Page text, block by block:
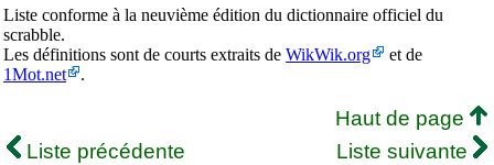
Liste conforme à la neuvième édition du dictionnaire officiel du
scrabble.
Les définitions sont de courts extraits de WikWik.org
et de
1Mot.net
.
Haut de page
Liste précédente
Liste suivante